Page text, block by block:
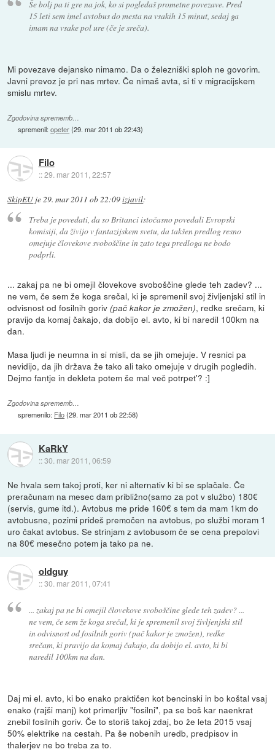
Še bolj pa ti gre na jok, ko si pogledaš prometne povezave. Pred
15 leti sem imel avtobus do mesta na vsakih 15 minut, sedaj ga
imam na vsake pol ure (če je sreča).
Mi povezave dejansko nimamo. Da o železniški sploh ne govorim.
Javni prevoz je pri nas mrtev. Če nimaš avta, si ti v migracijskem
smislu mrtev.
Zgodovina sprememb…
spremenil:opeter(29. mar 2011 ob 22:43)
Filo
::29. mar 2011, 22:57
SkipEU je29. mar 2011 ob 22:09izjavil:
Treba je povedati, da so Britanci istočasno povedali Evropski
komisiji, da živijo v fantazijskem svetu, da takšen predlog resno
omejuje človekove svoboščine in zato tega predloga ne bodo
podprli.
... zakaj pa ne bi omejil človekove svoboščine glede teh zadev? ...
ne vem, če sem že koga srečal, ki je spremenil svoj življenjski stil in
odvisnost od fosilnih goriv(pač kakor je zmožen), redke srečam, ki
pravijo da komaj čakajo, da dobijo el. avto, ki bi naredil 100km na
dan.
Masa ljudi je neumna in si misli, da se jih omejuje. V resnici pa
nevidijo, da jih država že tako ali tako omejuje v drugih pogledih.
Dejmo fantje in dekleta potem še mal več potrpet'? :]
Zgodovina sprememb…
spremenilo: Filo(29. mar 2011 ob 22:58)
KaRkY
::30. mar 2011, 06:59
Ne hvala sem takoj proti, ker ni alternativ ki bi se splačale. Če
preračunam na mesec dam približno(samo za pot v službo) 180€
(servis, gume itd.). Avtobus me pride 160€ s tem da mam 1km do
avtobusne, pozimi prideš premočen na avtobus, po službi moram 1
uro čakat avtobus. Se strinjam z avtobusom če se cena prepolovi
na 80€ mesečno potem ja tako pa ne.
oldguy
::30. mar 2011, 07:41
... zakaj pa ne bi omejil človekove svoboščine glede teh zadev? ...
ne vem, če sem že koga srečal, ki je spremenil svoj življenjski stil
in odvisnost od fosilnih goriv (pač kakor je zmožen), redke
srečam, ki pravijo da komaj čakajo, da dobijo el. avto, ki bi
naredil 100km na dan.
Daj mi el. avto, ki bo enako praktičen kot bencinski in bo koštal vsaj
enako (rajši manj) kot primerljiv "fosilni", pa se boš kar naenkrat
znebil fosilnih goriv. Če to storiš takoj zdaj, bo že leta 2015 vsaj
50% elektrike na cestah. Pa še nobenih uredb, predpisov in
thalerjev ne bo treba za to.